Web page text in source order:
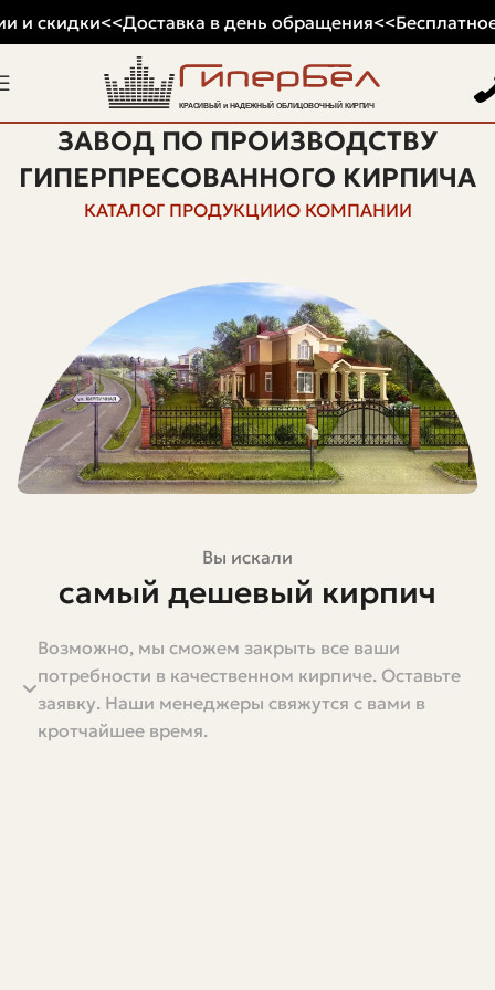
ЗАВОД ПО ПРОИЗВОДСТВУ
ГИПЕРПРЕСОВАННОГО КИРПИЧА
КАТАЛОГ ПРОДУКЦИИО КОМПАНИИ
Вы искали
самый дешевый кирпич
Начнём с простого: слово "дешёвый" само по себе не
отвечает на главный вопрос — дешёвый в смысле цены
на единицу или дешёвый с учётом всех расходов на
строительство и эксплуатацию? Я расскажу о том,
Возможно, мы сможем закрыть все ваши
потребности в качественном кирпиче. Оставьте
заявку. Наши менеджеры свяжутся с вами в
кротчайшее время.
и скидки<<Доставка в день обращения<<Бесплатное